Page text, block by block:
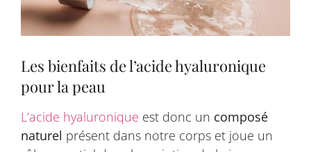
Les bienfaits de l’acide hyaluronique
pour la peau
L’acide hyaluronique est donc un composé
naturel présent dans notre corps et joue un